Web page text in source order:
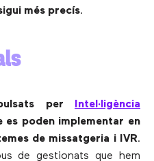
més precís.
​​per
Intel·ligència
es poden implementar en
de missatgeria i IVR.
de gestionats que hem